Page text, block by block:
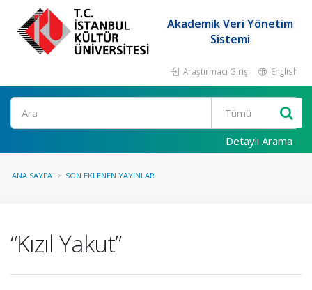
Akademik Veri Yönetim
Sistemi
Araştırmacı Girişi English
Ara
Detaylı Arama
ANA SAYFA SON EKLENEN YAYINLAR
“Kızıl Yakut”